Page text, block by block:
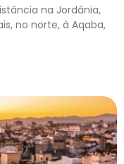
na Jordânia,
no norte, à Aqaba,